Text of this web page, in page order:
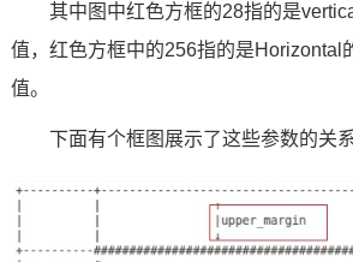
其中图中红色方框的28指的是
值，红色方框中的256指的是Horizontal
值。
下面有个框图展示了这些参数的关系